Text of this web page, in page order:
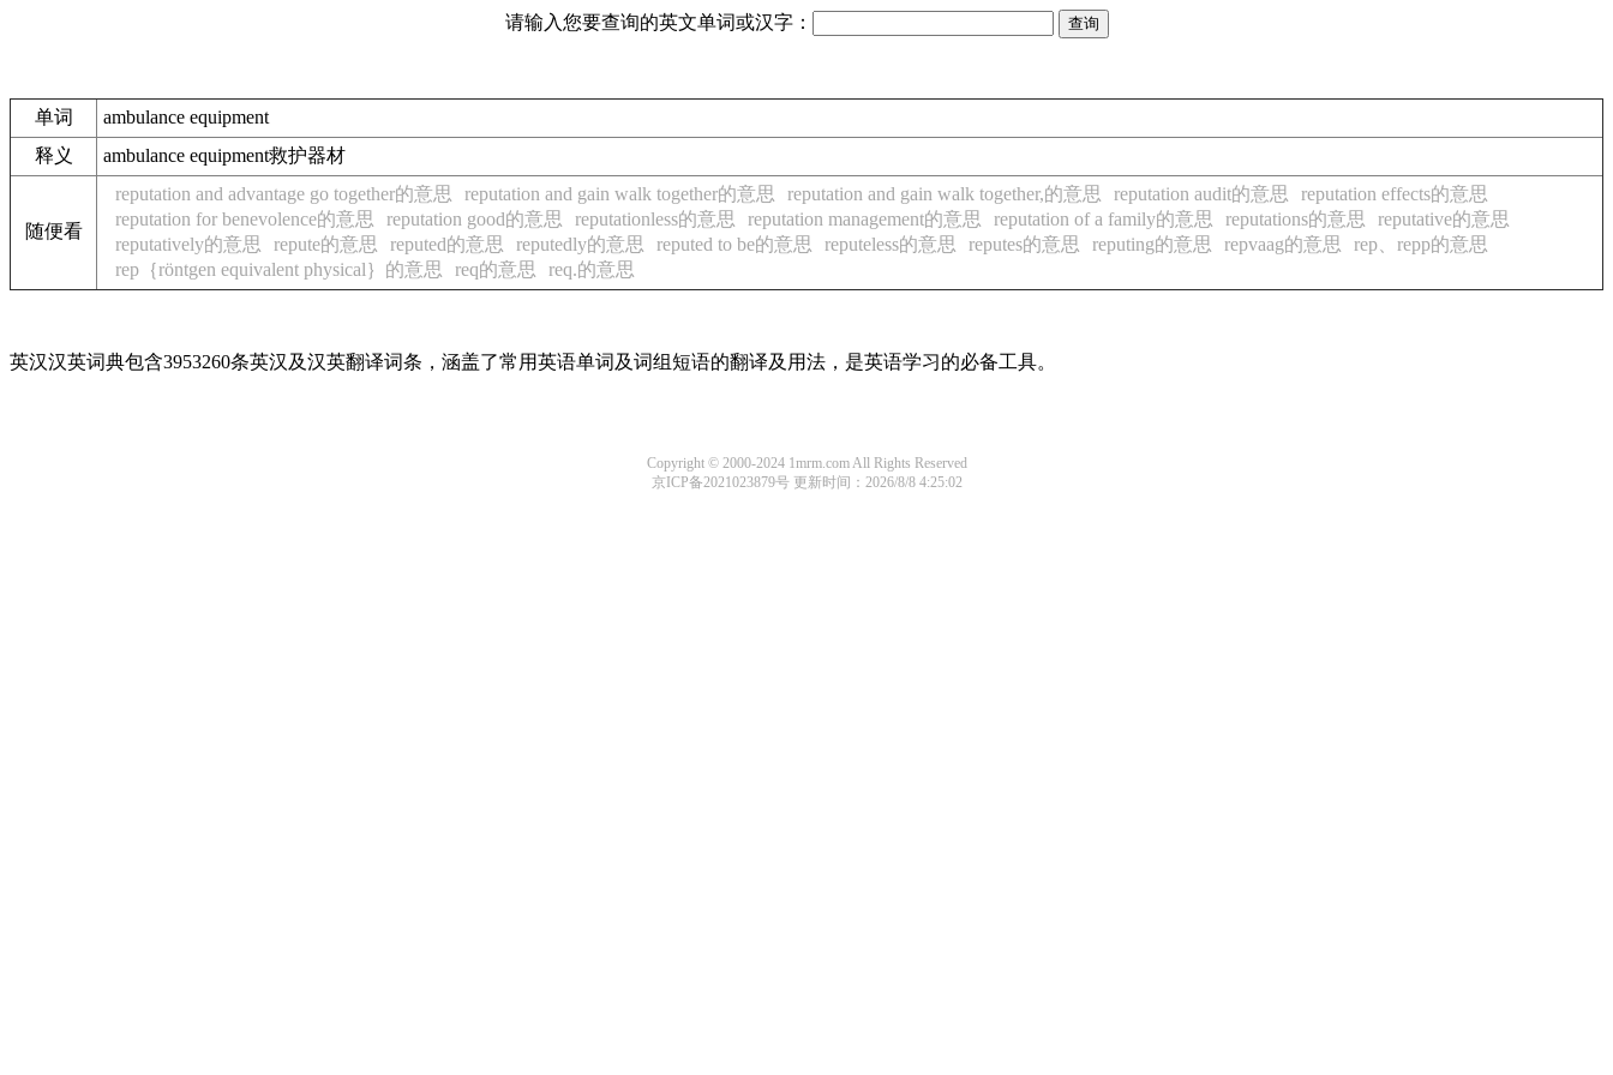
请输入您要查询的英文单词或汉字：
单词
ambulance equipment
释义
ambulance equipment救护器材
随便看
reputation and advantage go together的意思 reputation and gain walk together的意思 reputation and gain walk together,的意思 reputation audit的意思
reputation effects的意思
reputation for benevolence的意思
reputation good的意思 reputationless的意思 reputation management的意思 reputation of a family的意思 reputations的意思
reputative的意思
reputatively的意思
repute的意思 reputed的意思 reputedly的意思 reputed to be的意思 reputeless的意思 reputes的意思 reputing的意思 repvaag的意思
rep、repp的意思
rep｛röntgen equivalent physical｝的意思
req的意思 req.的意思
英汉汉英词典包含3953260条英汉及汉英翻译词条，涵盖了常用英语单词及词组短语的翻译及用法，是英语学习的必备工具。
Copyright © 2000-2024 1mrm.com All Rights Reserved
京ICP备2021023879号 更新时间：2026/8/8 4:25:02